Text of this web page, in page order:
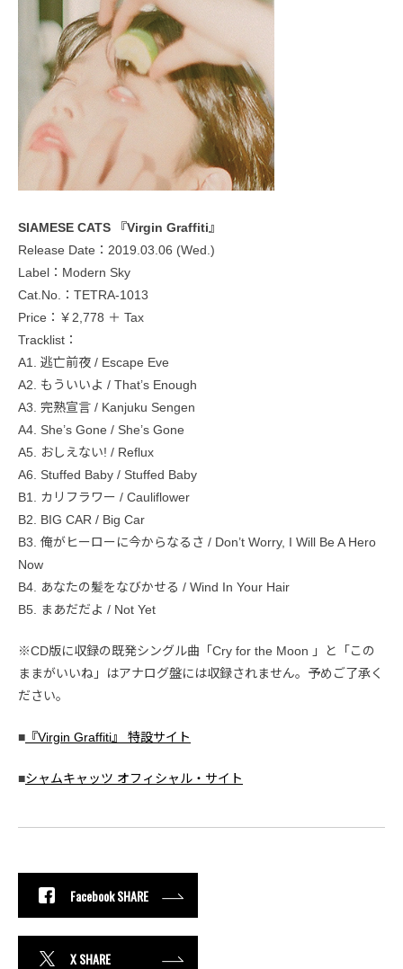
SIAMESE CATS 『Virgin Graffiti』
Release Date：2019.03.06 (Wed.)
Label：Modern Sky
Cat.No.：TETRA-1013
Price：￥2,778 ＋ Tax
Tracklist：
A1. 逃亡前夜 / Escape Eve
A2. もういいよ / That’s Enough
A3. 完熟宣言 / Kanjuku Sengen
A4. She’s Gone / She’s Gone
A5. おしえない! / Reflux
A6. Stuffed Baby / Stuffed Baby
B1. カリフラワー / Cauliflower
B2. BIG CAR / Big Car
B3. 俺がヒーローに今からなるさ / Don’t Worry, I Will Be A Hero
Now
B4. あなたの髪をなびかせる / Wind In Your Hair
B5. まあだだよ / Not Yet
※CD版に収録の既発シングル曲「Cry for the Moon 」と「この
ままがいいね」はアナログ盤には収録されません。予めご了承く
ださい。
■ 『Virgin Graffiti』 特設サイト
■シャムキャッツ オフィシャル・サイト
Facebook SHARE
X SHARE